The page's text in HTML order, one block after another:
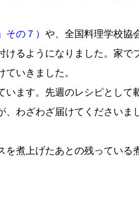
その７） や、全国料理学校協
るようになりました。家
いきました。
ます。先週のレシピとし
わざわざ届けてください
煮上げたあとの残ってい